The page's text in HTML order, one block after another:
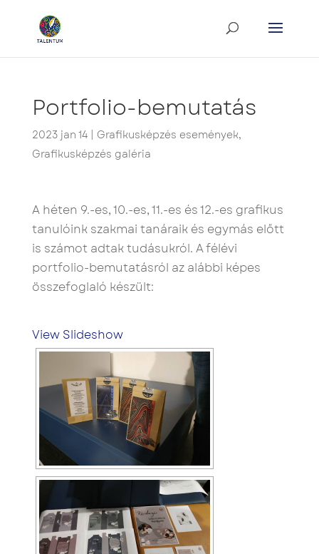
Portfolio-bemutatás
2023 jan 14| Grafikusképzés események,
Grafikusképzés galéria
A héten 9.-es, 10.-es, 11.-es és 12.-es grafikus
tanulóink szakmai tanáraik és egymás előtt
is számot adtak tudásukról. A félévi
portfolio-bemutatásról az alábbi képes
összefoglaló készült:
View Slideshow